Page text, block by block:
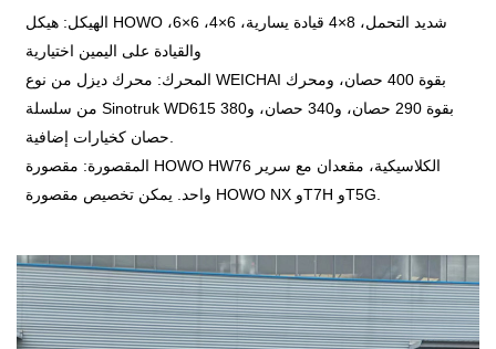
الهيكل: هيكل HOWO شديد التحمل، 8×4 قيادة يسارية، 6×4، 6×6،
والقيادة على اليمين اختيارية
المحرك: محرك ديزل من نوع WEICHAI بقوة 400 حصان، ومحرك
من سلسلة Sinotruk WD615 بقوة 290 حصان، و340 حصان، و380
حصان كخيارات إضافية.
المقصورة: مقصورة HOWO HW76 الكلاسيكية، مقعدان مع سرير
واحد. يمكن تخصيص مقصورة HOWO NX وT7H وT5G.